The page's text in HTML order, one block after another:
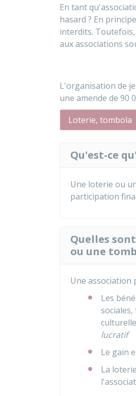
En tant
hasard ? En
interdits.
aux associations
L'organisation de
une amende de 90
Loterie, tombola
Qu'est-ce
Une loterie ou
participation
Quelles
ou une
Une association
Les
lucratif
Le gain
La